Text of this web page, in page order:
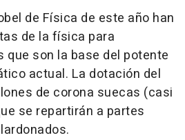
de Física de este año han
de la física para
que son la base del potente
actual. La dotación del
de corona suecas (casi
se repartirán a partes